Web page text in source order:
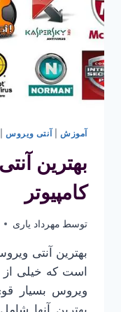
آموزش| آنتی ویروس|
بهترین
کامپیوتر
توسط مهرداد یاری
بهترین آنتی
است که خیلی از
ویروس بسیار
بهترین آنها